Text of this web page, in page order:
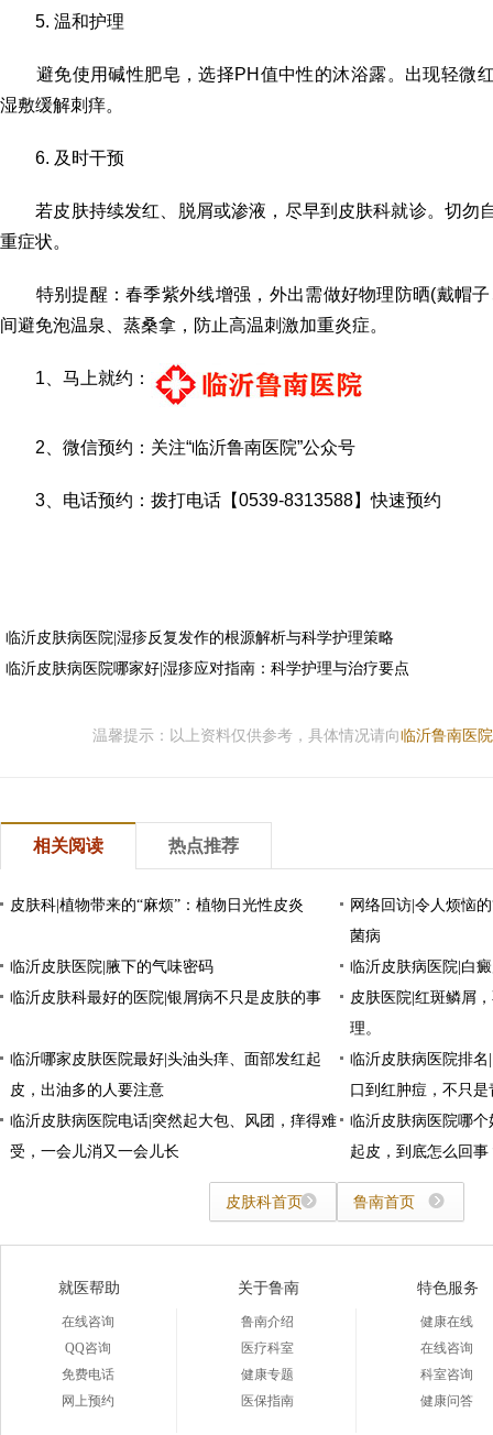
5. 温和护理
避免使用碱性肥皂，选择PH值中性的沐浴露。出现轻微
湿敷缓解刺痒。
6. 及时干预
若皮肤持续发红、脱屑或渗液，尽早到皮肤科就诊。切勿
重症状。
特别提醒：春季紫外线增强，外出需做好物理防晒(戴帽子
间避免泡温泉、蒸桑拿，防止高温刺激加重炎症。
1、马上就约：
2、微信预约：关注“临沂鲁南医院”公众号
3、电话预约：拨打电话【0539-8313588】快速预约
临沂皮肤病医院|湿疹反复发作的根源解析与科学护理策略
临沂皮肤病医院哪家好|湿疹应对指南：科学护理与治疗要点
温馨提示：以上资料仅供参考，具体情况请向临沂鲁南医
相关阅读 热点推荐
皮肤科|植物带来的“麻烦”：植物日光性皮炎
网络回访|令人烦恼
菌病
临沂皮肤医院|腋下的气味密码
临沂皮肤病医院|白
临沂皮肤科最好的医院|银屑病不只是皮肤的事
皮肤医院|红斑鳞屑
理。
临沂哪家皮肤医院最好|头油头痒、面部发红起
皮，出油多的人要注意
临沂皮肤病医院排
口到红肿痘，不只
临沂皮肤病医院电话|突然起大包、风团，痒得难
受，一会儿消又一会儿长
临沂皮肤病医院哪
起皮，到底怎么回事
皮肤科首页 鲁南首页
就医帮助
在线咨询
QQ咨询
免费电话
网上预约
关于鲁南
鲁南介绍
医疗科室
健康专题
医保指南
特色服务
健康在线
在线咨询
科室咨询
健康问答